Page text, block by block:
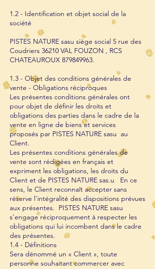
1.2 - Identification et objet social de la
société
PISTES NATURE sasu siège social 5 rue des
Coudriers 36210 VAL FOUZON , RCS
CHATEAUROUX 879849963.
1.3 - Objet des conditions générales de
vente - Obligations réciproques
Les présentes conditions générales ont
pour objet de définir les droits et
obligations des parties dans le cadre de la
vente en ligne de biens et services
proposés par PISTES NATURE sasu au
Client.
Les présentes conditions générales de
vente sont rédigées en français et
expriment les obligations, les droits du
Client et de PISTES NATURE sas.u En ce
sens, le Client reconnaît accepter sans
réserve l'intégralité des dispositions prévues
aux présentes. PISTES NATURE sasu
s'engage réciproquement à respecter les
obligations qui lui incombent dans le cadre
des présentes.
1.4 - Définitions
Sera dénommé un « Client », toute
personne souhaitant commercer avec